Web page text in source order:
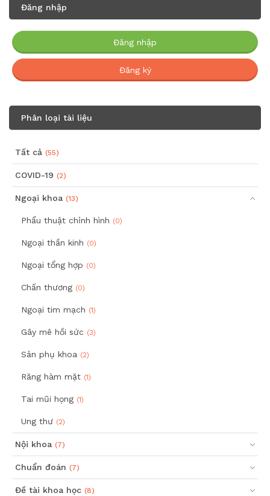
Đăng nhập
Đăng nhập
Đăng ký
Phân loại tài liệu
Tất cả (55)
COVID-19 (2)
Ngoại khoa (13)
Phẩu thuật chỉnh hình (0)
Ngoại thần kinh (0)
Ngoại tổng hợp (0)
Chấn thương (0)
Ngoại tim mạch (1)
Gây mê hồi sức (3)
Sản phụ khoa (2)
Răng hàm mặt (1)
Tai mũi họng (1)
Ung thư (2)
Nội khoa (7)
Chuẩn đoán (7)
Đề tài khoa học (8)